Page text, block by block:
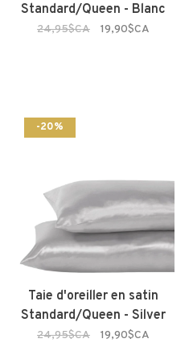
Standard/Queen - Blanc
24,95$CA 19,90$CA
-20%
Taie d'oreiller en satin
Standard/Queen - Silver
24,95$CA 19,90$CA